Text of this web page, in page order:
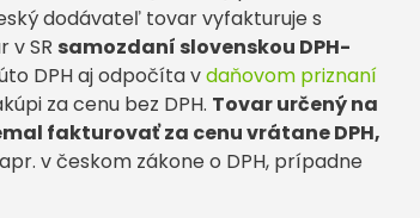
dodávateľ tovar vyfakturuje s
v SR samozdaní slovenskou DPH-
DPH aj odpočíta vdaňovom priznaní
za cenu bez DPH. Tovar určený na
fakturovať za cenu vrátane DPH,
v českom zákone o DPH, prípadne